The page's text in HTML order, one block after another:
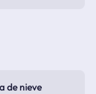
de nieve